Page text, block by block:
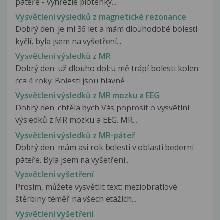
Vysvětlení výsledků z magnetické rezonance
Dobrý den, je mi 36 let a mám dlouhodobé bolesti
kyčlí, byla jsem na vyšetření...
Vysvětlení výsledků z MR
Dobrý den, už dlouho dobu mě trápí bolesti kolen
cca 4 roky. Bolesti jsou hlavně...
Vysvětlení výsledků z MR mozku a EEG
Dobrý den, chtěla bych Vás poprosit o vysvětlní
výsledků z MR mozku a EEG. MR...
Vysvětlení výsledků z MR-páteř
Dobrý den, mám asi rok bolesti v oblasti bederní
páteře. Byla jsem na vyšetření...
Vysvětlení vyšetření
Prosím, můžete vysvětlit text: meziobratlové
štěrbiny téměř na všech etážích...
Vysvětlení vyšetření